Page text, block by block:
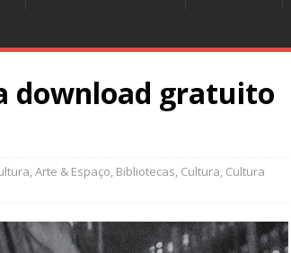
download gratuito
,Arte & Espaço, Bibliotecas, Cultura, Cultura